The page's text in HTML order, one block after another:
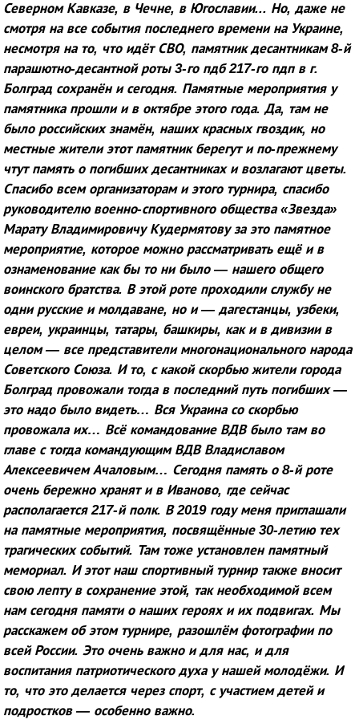
Северном Кавказе, в Чечне, в Югославии... Но, даже не
смотря на все события последнего времени на Украине,
несмотря на то, что идёт СВО, памятник десантникам 8-й
парашютно-десантной роты 3-го пдб 217-го пдп в г.
Болград сохранён и сегодня. Памятные мероприятия у
памятника прошли и в октябре этого года. Да, там не
было российских знамён, наших красных гвоздик, но
местные жители этот памятник берегут и по-прежнему
чтут память о погибших десантниках и возлагают цветы.
Спасибо всем организаторам и этого турнира, спасибо
руководителю военно-спортивного общества «Звезда»
Марату Владимировичу Кудермятову за это памятное
мероприятие, которое можно рассматривать ещё и в
ознаменование как бы то ни было — нашего общего
воинского братства. В этой роте проходили службу не
одни русские и молдаване, но и — дагестанцы, узбеки,
евреи, украинцы, татары, башкиры, как и в дивизии в
целом — все представители многонационального народа
Советского Союза. И то, с какой скорбью жители города
Болград провожали тогда в последний путь погибших —
это надо было видеть… Вся Украина со скорбью
провожала их… Всё командование ВДВ было там во
главе с тогда командующим ВДВ Владиславом
Алексеевичем Ачаловым… Сегодня память о 8-й роте
очень бережно хранят и в Иваново, где сейчас
располагается 217-й полк. В 2019 году меня приглашали
на памятные мероприятия, посвящённые 30-летию тех
трагических событий. Там тоже установлен памятный
мемориал. И этот наш спортивный турнир также вносит
свою лепту в сохранение этой, так необходимой всем
нам сегодня памяти о наших героях и их подвигах. Мы
расскажем об этом турнире, разошлём фотографии по
всей России. Это очень важно и для нас, и для
воспитания патриотического духа у нашей молодёжи. И
то, что это делается через спорт, с участием детей и
подростков — особенно важно.